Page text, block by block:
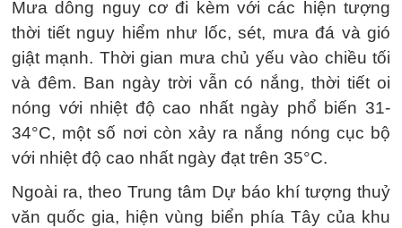
Mưa dông nguy cơ đi kèm với các hiện tượng
thời tiết nguy hiểm như lốc, sét, mưa đá và gió
giật mạnh. Thời gian mưa chủ yếu vào chiều tối
và đêm. Ban ngày trời vẫn có nắng, thời tiết oi
nóng với nhiệt độ cao nhất ngày phổ biến 31-
34°C, một số nơi còn xảy ra nắng nóng cục bộ
với nhiệt độ cao nhất ngày đạt trên 35°C.
Ngoài ra, theo Trung tâm Dự báo khí tượng thuỷ
văn quốc gia, hiện vùng biển phía Tây của khu